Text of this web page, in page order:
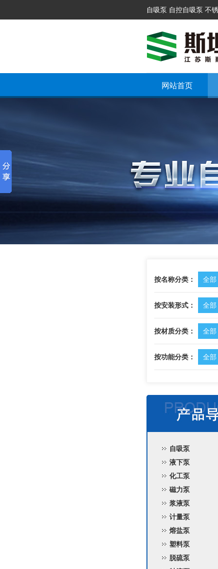
自吸泵 自控自吸泵 不
网站首页
按名称分类： 全部
按安装形式： 全部
按材质分类： 全部
按功能分类： 全部
自吸泵
液下泵
化工泵
磁力泵
浆液泵
计量泵
熔盐泵
塑料泵
脱硫泵